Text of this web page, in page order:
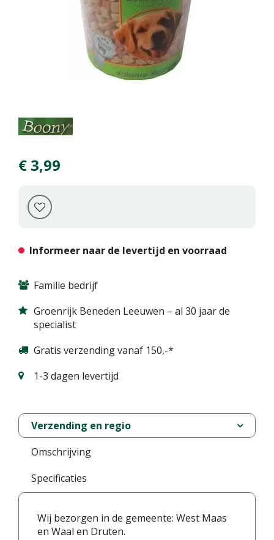
€ 3,99
Informeer naar de levertijd en voorraad
Familie bedrijf
Groenrijk Beneden Leeuwen – al 30 jaar de
specialist
Gratis verzending vanaf 150,-*
1-3 dagen levertijd
Verzending en regio
Omschrijving
Specificaties
Wij bezorgen in de gemeente: West Maas
en Waal en Druten.